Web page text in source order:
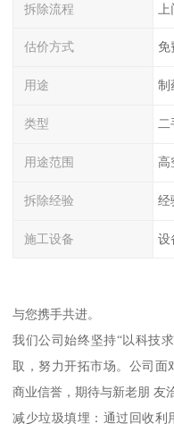
拆除流程
估价方式 免
用途 制
类型
用途范围 高
拆除经验 经
施工设备 设
与您携手共进。
我们公司始终坚持“以科技
取，努力开拓市场。公司面
商业信誉，期待与新老朋 友
减少垃圾填埋：通过回收利